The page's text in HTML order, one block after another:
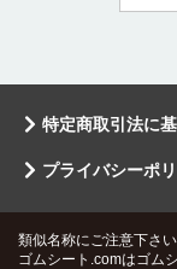
特定商取引法に
プライバシーポ
類似名称にご注意下さい
ゴムシート.comはゴム